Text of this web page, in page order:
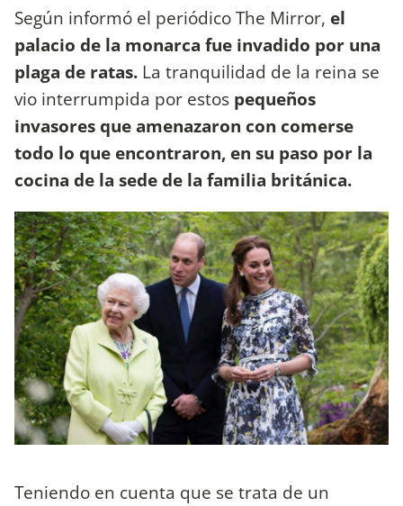
Según informó el periódico The Mirror, el
palacio de la monarca fue invadido por una
plaga de ratas. La tranquilidad de la reina se
vio interrumpida por estos pequeños
invasores que amenazaron con comerse
todo lo que encontraron, en su paso por la
cocina de la sede de la familia británica.
Teniendo en cuenta que se trata de un